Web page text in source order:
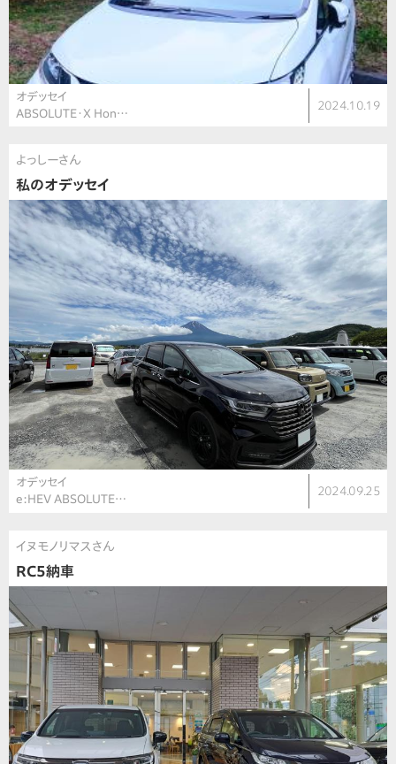
オデッセイ
ABSOLUTE・X Hon…
2024.10.19
よっしーさん
私のオデッセイ
オデッセイ
e:HEV ABSOLUTE…
2024.09.25
イヌモノリマスさん
RC5納車